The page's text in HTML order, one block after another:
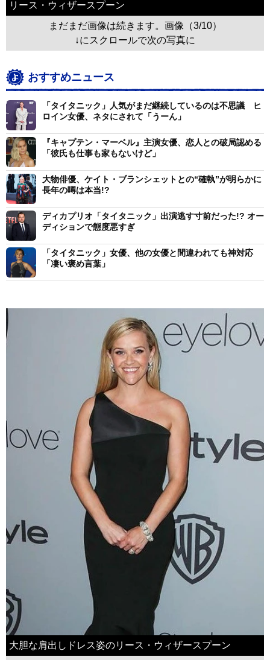
リース・ウィザースプーン
まだまだ画像は続きます。画像（3/10）
↓にスクロールで次の写真に
おすすめニュース
「タイタニック」人気がまだ継続しているのは不思議 ヒ
ロイン女優、ネタにされて「うーん」
『キャプテン・マーベル』主演女優、恋人との破局認める
「彼氏も仕事も家もないけど」
大物俳優、ケイト・ブランシェットとの“確執”が明らかに
長年の噂は本当!?
ディカプリオ「タイタニック」出演逃す寸前だった!? オー
ディションで態度悪すぎ
「タイタニック」女優、他の女優と間違われても神対応
「凄い褒め言葉」
大胆な肩出しドレス姿のリース・ウィザースプーン